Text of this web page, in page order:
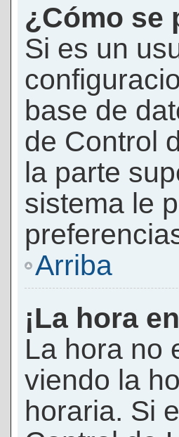
¿Cómo se
Si es un
base de
de Control
la parte
sistema le
Arriba
¡La hora
La hora no
viendo la
horaria. Si